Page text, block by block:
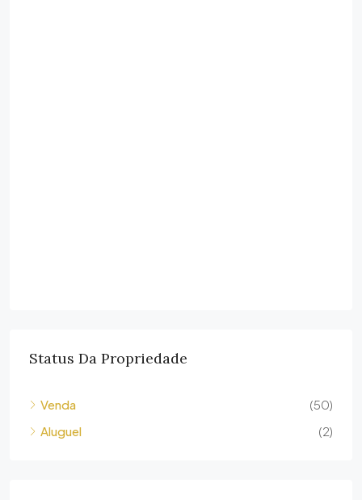
Status Da Propriedade
Venda
(50)
Aluguel
(2)